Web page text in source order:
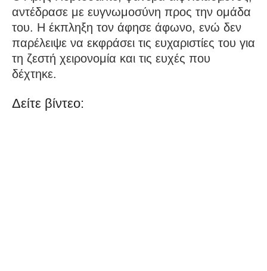
αντέδρασε με ευγνωμοσύνη προς την ομάδα
του. Η έκπληξη τον άφησε άφωνο, ενώ δεν
παρέλειψε να εκφράσει τις ευχαριστίες του για
τη ζεστή χειρονομία και τις ευχές που
δέχτηκε.
Δείτε βίντεο: